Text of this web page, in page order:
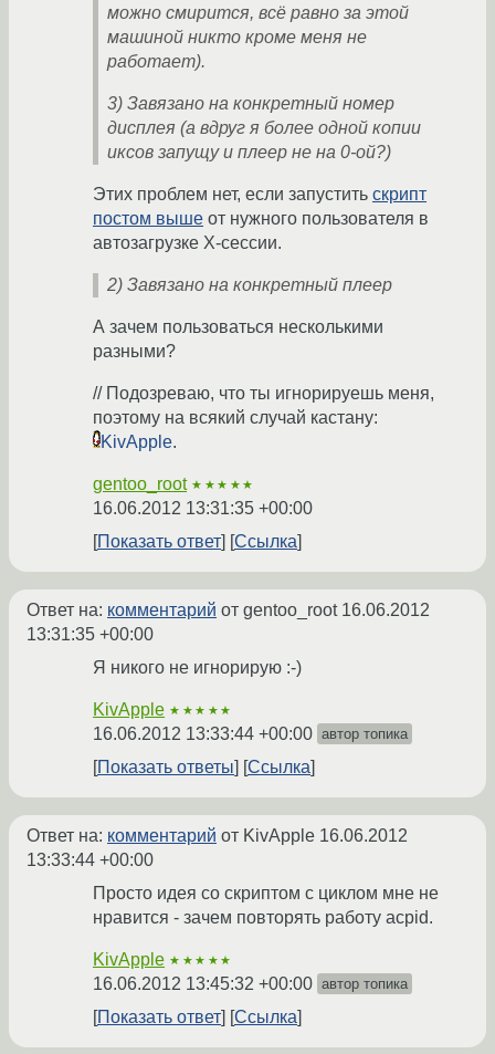
можно смирится, всё равно за этой
машиной никто кроме меня не
работает).
3) Завязано на конкретный номер
дисплея (а вдруг я более одной копии
иксов запущу и плеер не на 0-ой?)
Этих проблем нет, если запустить скрипт
постом выше от нужного пользователя в
автозагрузке X-сессии.
2) Завязано на конкретный плеер
А зачем пользоваться несколькими
разными?
// Подозреваю, что ты игнорируешь меня,
поэтому на всякий случай кастану:
KivApple.
gentoo_root ★★★★★
16.06.2012 13:31:35 +00:00
Показать ответ
Ссылка
Ответ на: комментарий от gentoo_root 16.06.2012
13:31:35 +00:00
Я никого не игнорирую :-)
KivApple ★★★★★
16.06.2012 13:33:44 +00:00 автор топика
Показать ответы Ссылка
Ответ на: комментарий от KivApple 16.06.2012
13:33:44 +00:00
Просто идея со скриптом с циклом мне не
нравится - зачем повторять работу acpid.
KivApple ★★★★★
16.06.2012 13:45:32 +00:00 автор топика
Показать ответ Ссылка